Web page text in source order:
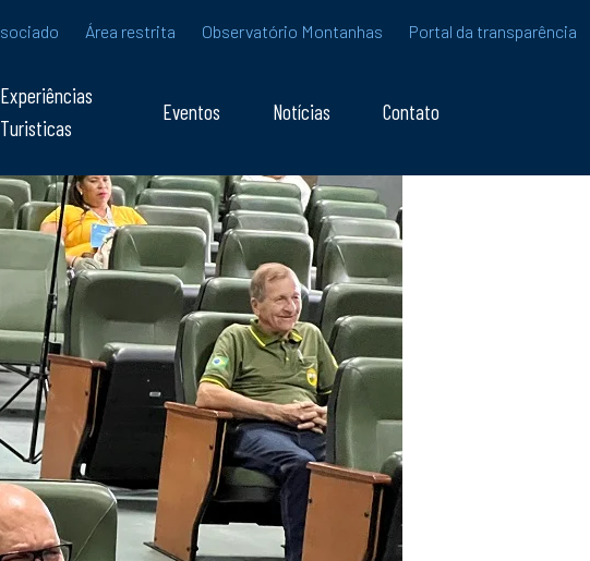
Área restrita Observatório Montanhas Portal da transparência
Experiências
Turisticas
Eventos Notícias Contato